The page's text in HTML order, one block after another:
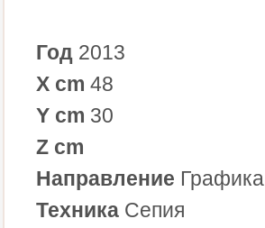
Год 2013
X cm 48
Y cm 30
Z cm
Направление Графика
Техника Сепия